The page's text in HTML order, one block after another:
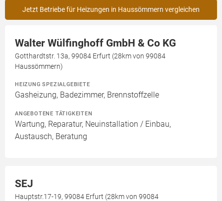
Jetzt Betriebe für Heizungen in Haussömmern vergleichen
Walter Wülfinghoff GmbH & Co KG
Gotthardtstr. 13a, 99084 Erfurt (28km von 99084
Haussömmern)
HEIZUNG SPEZIALGEBIETE
Gasheizung, Badezimmer, Brennstoffzelle
ANGEBOTENE TÄTIGKEITEN
Wartung, Reparatur, Neuinstallation / Einbau,
Austausch, Beratung
SEJ
Hauptstr.17-19, 99084 Erfurt (28km von 99084